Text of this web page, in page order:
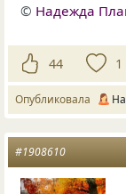
© Надежда
44 1
Опубликовала
#1908610